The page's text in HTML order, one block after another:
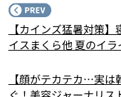
【カインズ猛暑対策
イスまくら他 夏のイ
【顔がテカテカ…実